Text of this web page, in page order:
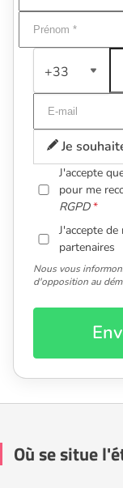
+33
Je
J'accepte
pour me
RGPD
J'accepte
partenaires
Nous vous
d'opposition au
Où se situe